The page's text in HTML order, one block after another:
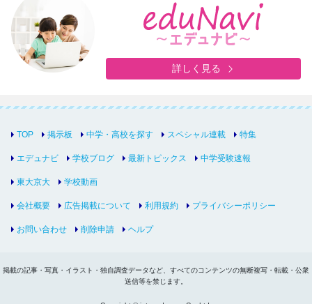
詳しく見る
TOP 掲示板 中学・高校を探す スペシャル連載 特集
エデュナビ 学校ブログ 最新トピックス 中学受験速報
東大京大 学校動画
会社概要 広告掲載について 利用規約 プライバシーポリシー
お問い合わせ 削除申請 ヘルプ
掲載の記事・写真・イラスト・独自調査データなど、すべてのコンテンツの無断複写・転載・公衆
送信等を禁じます。